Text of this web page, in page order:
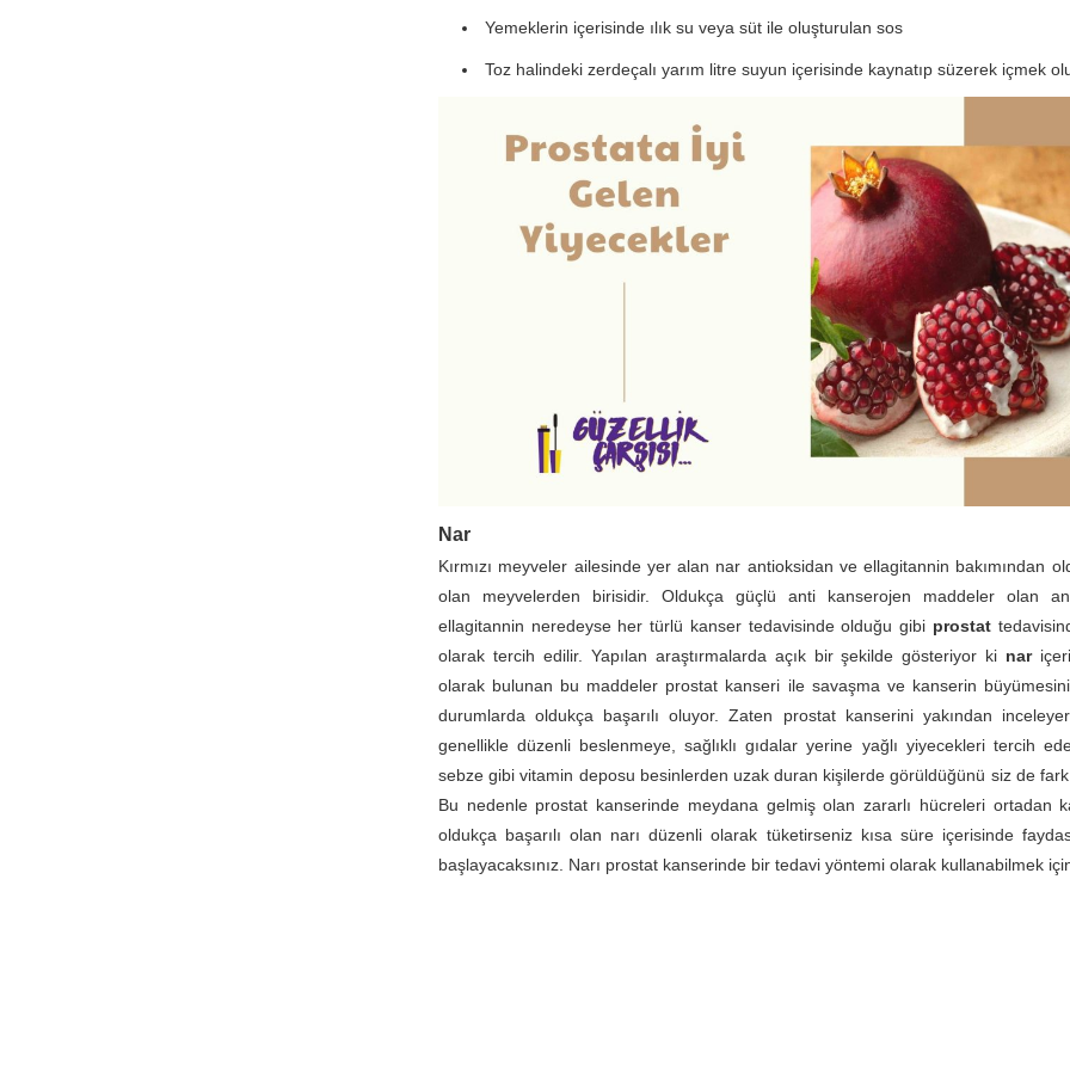
Yemeklerin içerisinde ılık su veya süt ile oluşturulan sos
Toz halindeki zerdeçalı yarım litre suyun içerisinde kaynatıp süzerek içmek
Nar
Kırmızı meyveler ailesinde yer alan nar antioksidan ve ellagitannin bakımından
olan meyvelerden birisidir. Oldukça güçlü anti kanserojen maddeler olan
ellagitannin neredeyse her türlü kanser tedavisinde olduğu gibi prostat
olarak tercih edilir. Yapılan araştırmalarda açık bir şekilde gösteriyor ki nar
olarak bulunan bu maddeler prostat kanseri ile savaşma ve kanserin
durumlarda oldukça başarılı oluyor. Zaten prostat kanserini yakından
genellikle düzenli beslenmeye, sağlıklı gıdalar yerine yağlı yiyecekleri tercih
sebze gibi vitamin deposu besinlerden uzak duran kişilerde görüldüğünü siz de
Bu nedenle prostat kanserinde meydana gelmiş olan zararlı hücreleri ortadan
oldukça başarılı olan narı düzenli olarak tüketirseniz kısa süre içerisinde
başlayacaksınız. Narı prostat kanserinde bir tedavi yöntemi olarak kullanabilmek